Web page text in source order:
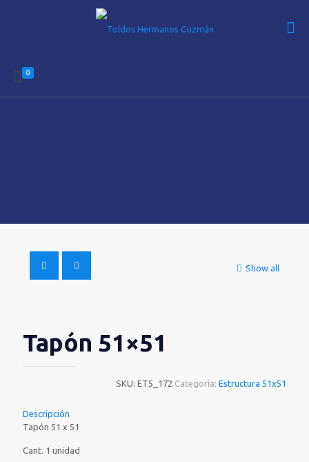
0
Show all
Tapón 51×51
SKU: ET5_172 Categoría: Estructura 51x51
Descripción
Tapón 51 x 51
Cant. 1 unidad